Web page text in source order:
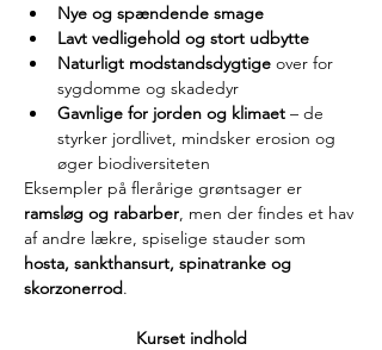
Nye og spændende smage
Lavt vedligehold og stort udbytte
Naturligt modstandsdygtige over for
sygdomme og skadedyr
Gavnlige for jorden og klimaet – de
styrker jordlivet, mindsker erosion og
øger biodiversiteten
Eksempler på flerårige grøntsager er
ramsløg og rabarber, men der findes et hav
af andre lækre, spiselige stauder som
hosta, sankthansurt, spinatranke og
skorzonerrod.
Kurset indhold